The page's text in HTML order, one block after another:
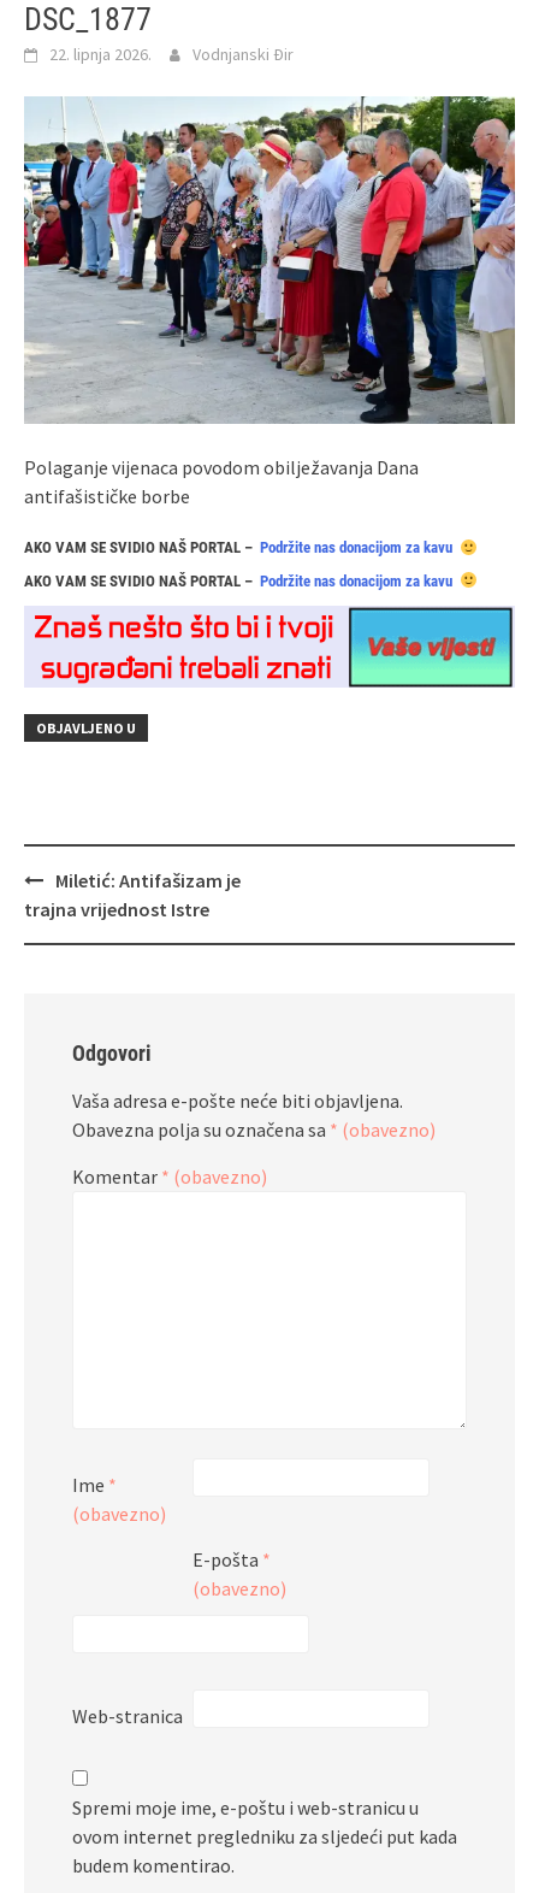
DSC_1877
22. lipnja 2026. Vodnjanski Đir
Polaganje vijenaca povodom obilježavanja Dana
antifašističke borbe
AKO VAM SE SVIDIO NAŠ PORTAL – Podržite nas donacijom za kavu
AKO VAM SE SVIDIO NAŠ PORTAL – Podržite nas donacijom za kavu
OBJAVLJENO U
Navigacija
objava
Miletić: Antifašizam je
trajna vrijednost Istre
Odgovori
Vaša adresa e-pošte neće biti objavljena.
Obavezna polja su označena sa * (obavezno)
Komentar * (obavezno)
Ime *
(obavezno)
E-pošta *
(obavezno)
Web-stranica
Spremi moje ime, e-poštu i web-stranicu u
ovom internet pregledniku za sljedeći put kada
budem komentirao.